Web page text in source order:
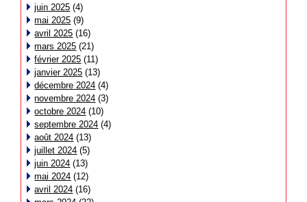
juin 2025 (4)
mai 2025 (9)
avril 2025 (16)
mars 2025 (21)
février 2025 (11)
janvier 2025 (13)
décembre 2024 (4)
novembre 2024 (3)
octobre 2024 (10)
septembre 2024 (4)
août 2024 (13)
juillet 2024 (5)
juin 2024 (13)
mai 2024 (12)
avril 2024 (16)